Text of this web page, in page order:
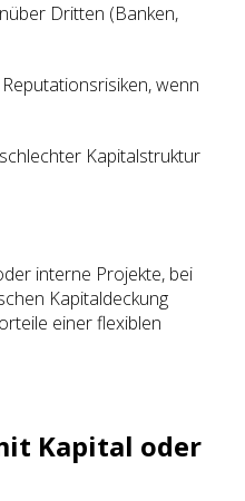
Dritten (Banken,
wenn
Kapitalstruktur
interne Projekte, bei
Kapitaldeckung
einer flexiblen
Kapital oder